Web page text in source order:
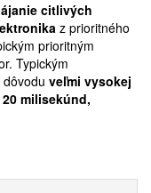
citlivých
z prioritného
prioritným
Typickým
veľmi vysokej
milisekúnd,